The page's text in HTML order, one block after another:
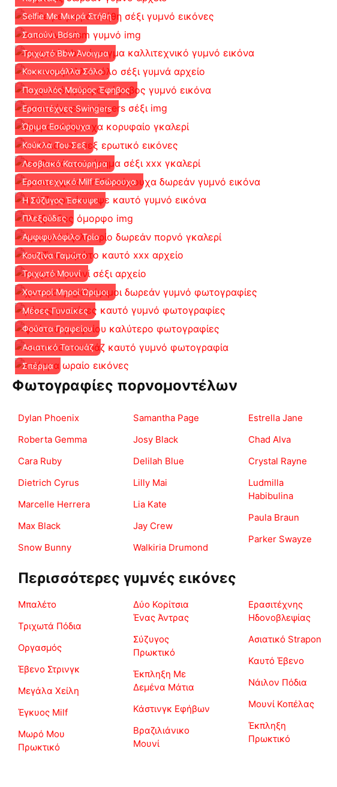
Selfie Με Μικρά Στήθη
Σαπούνι Bdsm
Τριχωτό Bbw Άνοιγμα
Κοκκινομάλλα Σόλο
Παχουλός Μαύρος Έφηβος
Ερασιτέχνες Swingers
Ώριμα Εσώρουχα
Κούκλα Του Σεξ
Λεσβιακό Κατούρημα
Ερασιτεχνικό Milf Εσώρουχα
Η Σύζυγος Έσκυψε
Πλεξούδες
Αμφιφυλόφιλο Τρίο
Κουζίνα Γαμώτο
Τριχωτό Μουνί
Χοντροί Μηροί Ώριμοι
Μέσες Γυναίκες
Φούστα Γραφείου
Ασιατικό Τατουάζ
Σπέρμα
Φωτογραφίες πορνομοντέλων
Dylan Phoenix
Roberta Gemma
Cara Ruby
Dietrich Cyrus
Marcelle Herrera
Max Black
Snow Bunny
Samantha Page
Josy Black
Delilah Blue
Lilly Mai
Lia Kate
Jay Crew
Walkiria Drumond
Estrella Jane
Chad Alva
Crystal Rayne
Ludmilla
Habibulina
Paula Braun
Parker Swayze
Περισσότερες γυμνές εικόνες
Μπαλέτο
Τριχωτά Πόδια
Οργασμός
Έβενο Στρινγκ
Μεγάλα Χείλη
Έγκυος Milf
Μωρό Μου
Πρωκτικό
Δύο Κορίτσια
Ένας Άντρας
Σύζυγος
Πρωκτικό
Έκπληξη Με
Δεμένα Μάτια
Κάστινγκ Εφήβων
Βραζιλιάνικο
Μουνί
Ερασιτέχνης
Ηδονοβλεψίας
Ασιατικό Strapon
Καυτό Έβενο
Νάιλον Πόδια
Μουνί Κοπέλας
Έκπληξη
Πρωκτικό